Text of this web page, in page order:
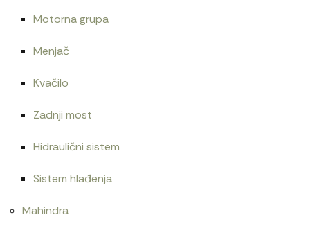
Motorna grupa
Menjač
Kvačilo
Zadnji most
Hidraulični sistem
Sistem hlađenja
Mahindra